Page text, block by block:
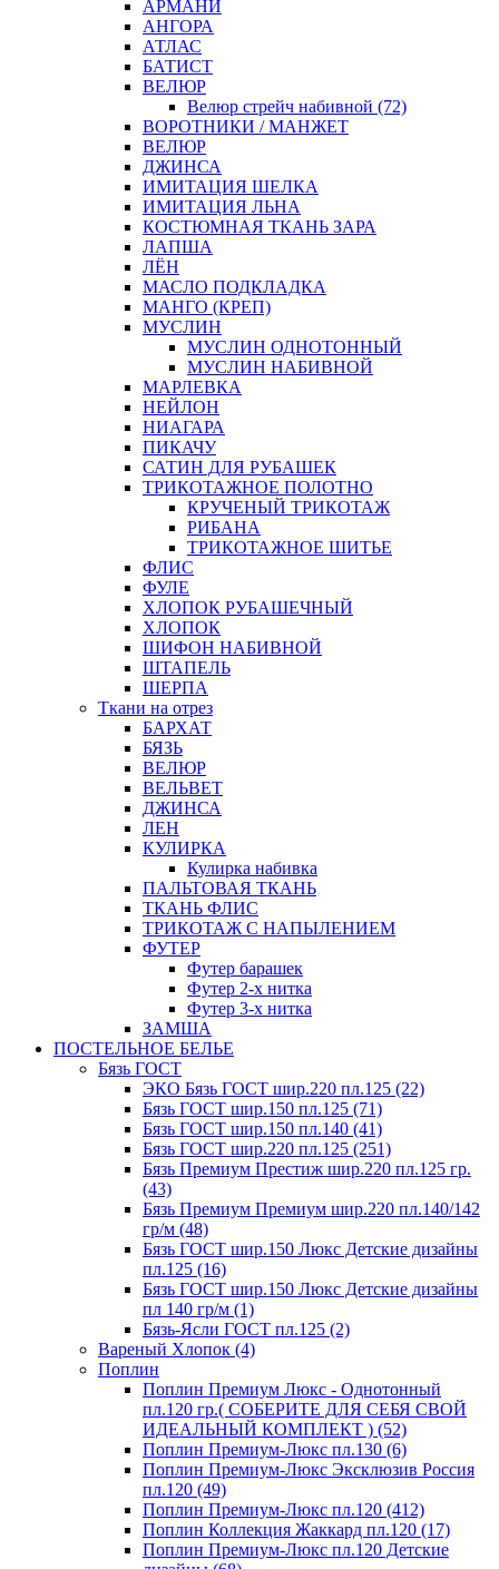
АРМАНИ
АНГОРА
АТЛАС
БАТИСТ
ВЕЛЮР
Велюр стрейч набивной (72)
ВОРОТНИКИ / МАНЖЕТ
ВЕЛЮР
ДЖИНСА
ИМИТАЦИЯ ШЕЛКА
ИМИТАЦИЯ ЛЬНА
КОСТЮМНАЯ ТКАНЬ ЗАРА
ЛАПША
ЛЁН
МАСЛО ПОДКЛАДКА
МАНГО (КРЕП)
МУСЛИН
МУСЛИН ОДНОТОННЫЙ
МУСЛИН НАБИВНОЙ
МАРЛЕВКА
НЕЙЛОН
НИАГАРА
ПИКАЧУ
САТИН ДЛЯ РУБАШЕК
ТРИКОТАЖНОЕ ПОЛОТНО
КРУЧЕНЫЙ ТРИКОТАЖ
РИБАНА
ТРИКОТАЖНОЕ ШИТЬЕ
ФЛИС
ФУЛЕ
ХЛОПОК РУБАШЕЧНЫЙ
ХЛОПОК
ШИФОН НАБИВНОЙ
ШТАПЕЛЬ
ШЕРПА
Ткани на отрез
БАРХАТ
БЯЗЬ
ВЕЛЮР
ВЕЛЬВЕТ
ДЖИНСА
ЛЕН
КУЛИРКА
Кулирка набивка
ПАЛЬТОВАЯ ТКАНЬ
ТКАНЬ ФЛИС
ТРИКОТАЖ С НАПЫЛЕНИЕМ
ФУТЕР
Футер барашек
Футер 2-х нитка
Футер 3-х нитка
ЗАМША
ПОСТЕЛЬНОЕ БЕЛЬЕ
Бязь ГОСТ
ЭКО Бязь ГОСТ шир.220 пл.125 (22)
Бязь ГОСТ шир.150 пл.125 (71)
Бязь ГОСТ шир.150 пл.140 (41)
Бязь ГОСТ шир.220 пл.125 (251)
Бязь Премиум Престиж шир.220 пл.125 гр.
(43)
Бязь Премиум Премиум шир.220 пл.140/142
гр/м (48)
Бязь ГОСТ шир.150 Люкс Детские дизайны
пл.125 (16)
Бязь ГОСТ шир.150 Люкс Детские дизайны
пл 140 гр/м (1)
Бязь-Ясли ГОСТ пл.125 (2)
Вареный Хлопок (4)
Поплин
Поплин Премиум Люкс - Однотонный
пл.120 гр.( СОБЕРИТЕ ДЛЯ СЕБЯ СВОЙ
ИДЕАЛЬНЫЙ КОМПЛЕКТ ) (52)
Поплин Премиум-Люкс пл.130 (6)
Поплин Премиум-Люкс Эксклюзив Россия
пл.120 (49)
Поплин Премиум-Люкс пл.120 (412)
Поплин Коллекция Жаккард пл.120 (17)
Поплин Премиум-Люкс пл.120 Детские